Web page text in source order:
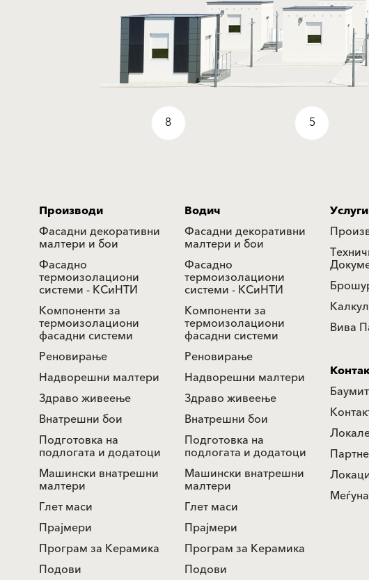
5
8
Производи
Фасадни декоративни
малтери и бои
Фасадно
термоизолациони
системи - КСиНТИ
Компоненти за
термоизолациони
фасадни системи
Реновирање
Надворешни малтери
Здраво живеење
Внатрешни бои
Подготовка на
подлогата и додатоци
Машински внатрешни
малтери
Глет маси
Прајмери
Програм за Керамика
Подови
Водич
Фасадни декоративни
малтери и бои
Фасадно
термоизолациони
системи - КСиНТИ
Компоненти за
термоизолациони
фасадни системи
Реновирање
Надворешни малтери
Здраво живеење
Внатрешни бои
Подготовка на
подлогата и додатоци
Машински внатрешни
малтери
Глет маси
Прајмери
Програм за Керамика
Подови
Услуги
Вива